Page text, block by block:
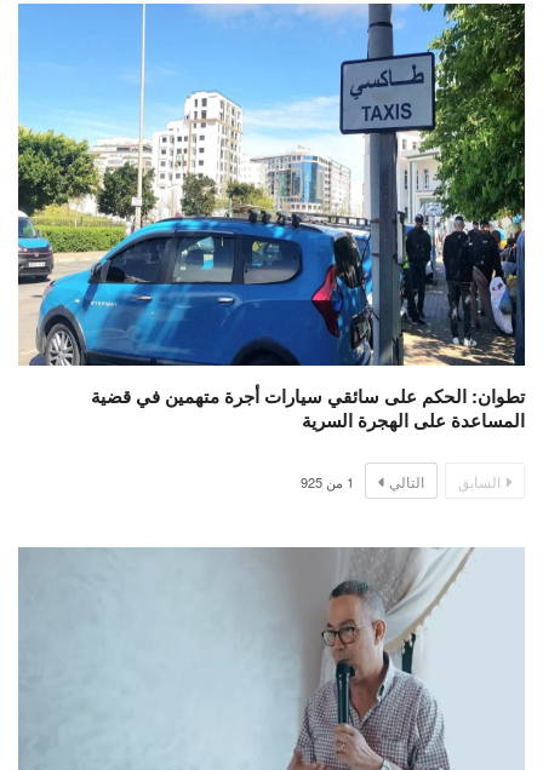
تطوان: الحكم على سائقي سيارات أجرة متهمين في قضية
المساعدة على الهجرة السرية
السابق التالي 1 من 925